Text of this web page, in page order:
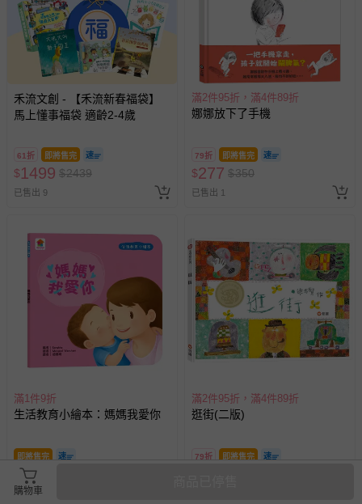
禾流文創 - 【禾流新春福袋】
馬上懂事福袋 適齡2-4歲
61折 即將售完
$1499 $2439
已售出 9
滿2件95折，滿4件89折
娜娜放下了手機
79折 即將售完
$277 $350
已售出 1
滿1件9折
生活教育小繪本：媽媽我愛你
即將售完
81
已售出 5
滿2件95折，滿4件89折
逛街(二版)
79折 即將售完
購物車